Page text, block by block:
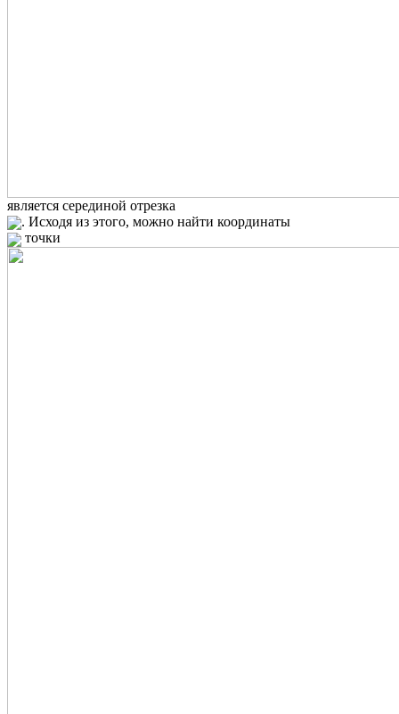
является серединой отрезка
. Исходя из этого, можно найти координаты
точки